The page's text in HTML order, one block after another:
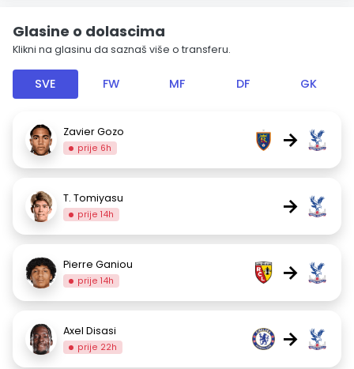
Glasine o dolascima
Klikni na glasinu da saznaš više o transferu.
SVE FW MF DF GK
Zavier Gozo
prije 6h →
T. Tomiyasu
prije 14h →
Pierre Ganiou
prije 14h →
Axel Disasi
prije 22h →